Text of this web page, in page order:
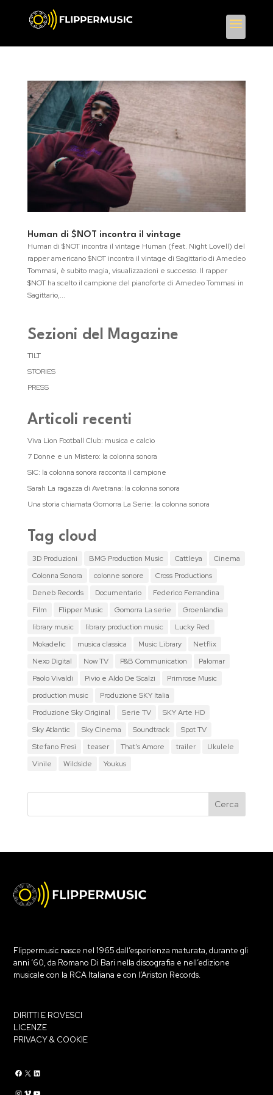
Human di $NOT incontra il vintage
Human di $NOT incontra il vintage Human (feat. Night Lovell) del
rapper americano $NOT incontra il vintage di Sagittario di Amedeo
Tommasi, è subito magia, visualizzazioni e successo. Il rapper
$NOT ha scelto il campione del pianoforte di Amedeo Tommasi in
Sagittario,...
Sezioni del Magazine
TILT
STORIES
PRESS
Articoli recenti
Viva Lion Football Club: musica e calcio
7 Donne e un Mistero: la colonna sonora
SIC: la colonna sonora racconta il campione
Sarah La ragazza di Avetrana: la colonna sonora
Una storia chiamata Gomorra La Serie: la colonna sonora
Tag cloud
3D Produzioni BMG Production Music Cattleya
Cinema
Colonna Sonora
colonne sonore
Cross Productions
Deneb Records
Documentario
Federico Ferrandina
Film
Flipper Music Gomorra La serie
Groenlandia
library music
library production music
Lucky Red
Mokadelic
musica classica Music Library
Netflix
Nexo Digital
Now TV P&B Communication
Palomar
Paolo Vivaldi
Pivio e Aldo De Scalzi
Primrose Music
production music
Produzione SKY Italia
Produzione Sky Original
Serie TV
SKY Arte HD
Sky Atlantic
Sky Cinema Soundtrack
Spot TV
Stefano Fresi
teaser That's Amore trailer
Ukulele
Vinile
Wildside Youkus
Flippermusic nasce nel 1965 dall’esperienza maturata, durante gli
anni ‘60, da Romano Di Bari nella discografia e nell’edizione
musicale con la RCA Italiana e con l’Ariston Records.
DIRITTI E ROVESCI
LICENZE
PRIVACY & COOKIE
Flippermusic Facebook Flippermusic Twitter
Flippermusic Linkedin
Flippermusic Instagram Flippermusic Vimeo flippermusic YouTube